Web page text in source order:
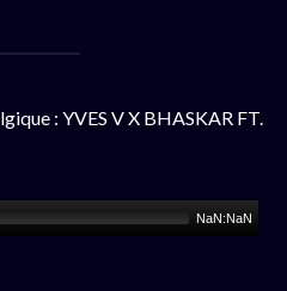
: YVES V X BHASKAR FT.
NaN:NaN